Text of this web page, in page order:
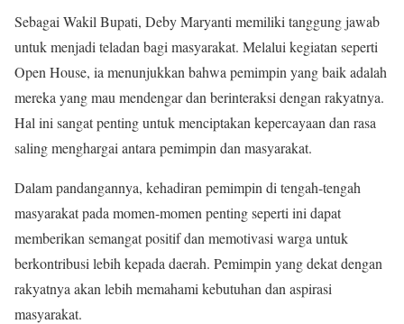
Sebagai Wakil Bupati, Deby Maryanti memiliki tanggung jawab
untuk menjadi teladan bagi masyarakat. Melalui kegiatan seperti
Open House, ia menunjukkan bahwa pemimpin yang baik adalah
mereka yang mau mendengar dan berinteraksi dengan rakyatnya.
Hal ini sangat penting untuk menciptakan kepercayaan dan rasa
saling menghargai antara pemimpin dan masyarakat.
Dalam pandangannya, kehadiran pemimpin di tengah-tengah
masyarakat pada momen-momen penting seperti ini dapat
memberikan semangat positif dan memotivasi warga untuk
berkontribusi lebih kepada daerah. Pemimpin yang dekat dengan
rakyatnya akan lebih memahami kebutuhan dan aspirasi
masyarakat.